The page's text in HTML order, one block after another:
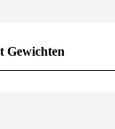
Gewichten